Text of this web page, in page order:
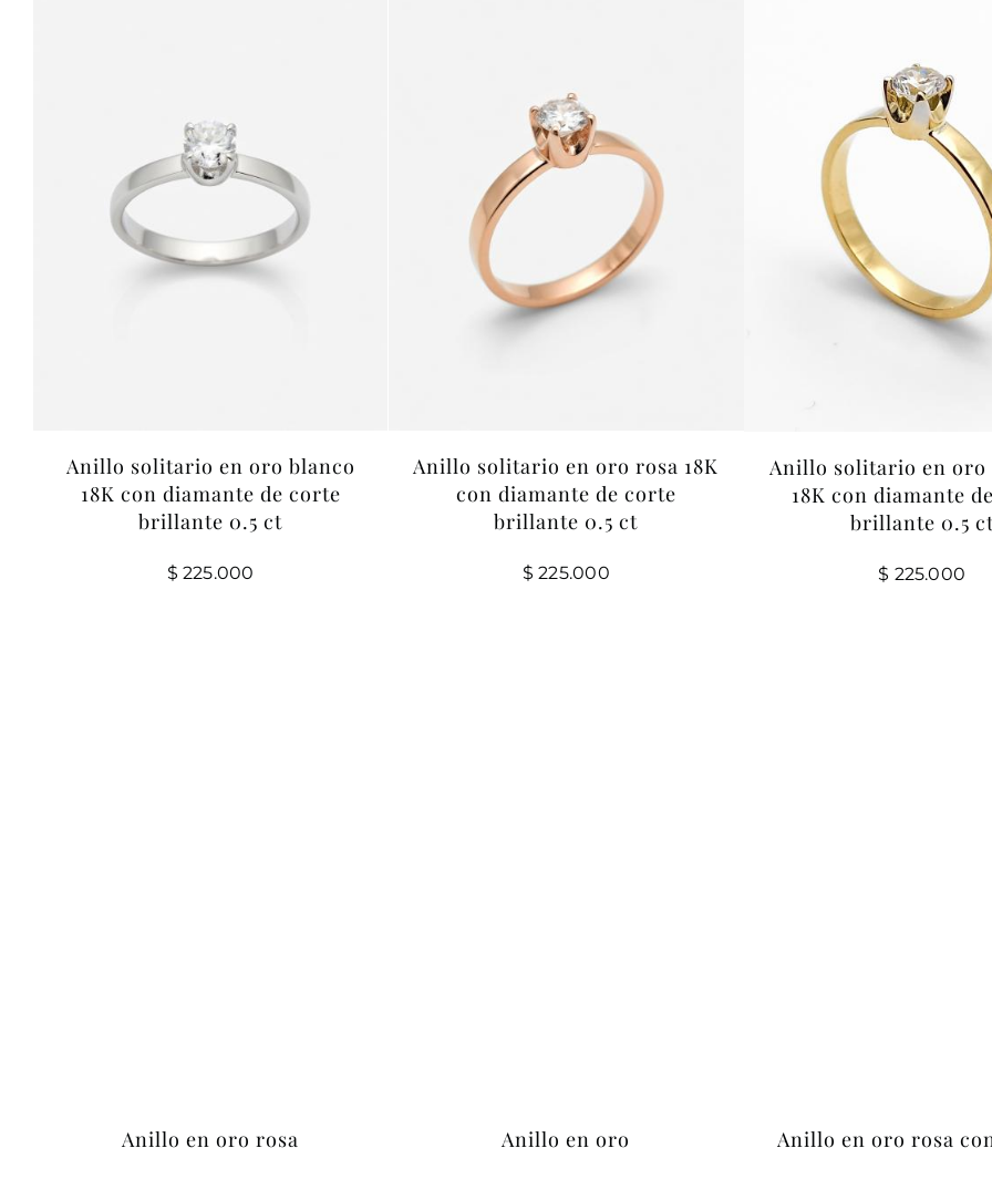
Anillo solitario en oro blanco
18K con diamante de corte
brillante 0.5 ct
$ 225.000
Anillo solitario en oro rosa 18K
con diamante de corte
brillante 0.5 ct
$ 225.000
Anillo solitario en
18K con diamante
brillante 0.5
$ 225.000
Anillo en oro rosa Anillo en oro Anillo en oro rosa